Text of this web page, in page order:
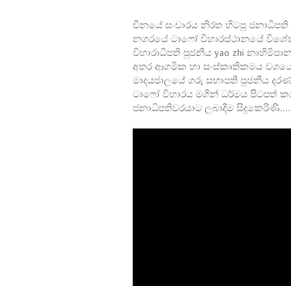
චීනයේ සංචාරය නිරත හිටපු ජනාධිපති
නගරයේ ටාෆෝ විහාරස්ථානයේ
විහාරාධිපති පුජනීය yao zhi
අතර ආගමික හා සංස්කෘතිකමය
මාදයජාලයේ ගරු සභාපති පුජනීය
ටාෆෝ විහාරය මගින් ධර්මය පිටපත්
ජනාධිපතිවරයාට ලබාදීම